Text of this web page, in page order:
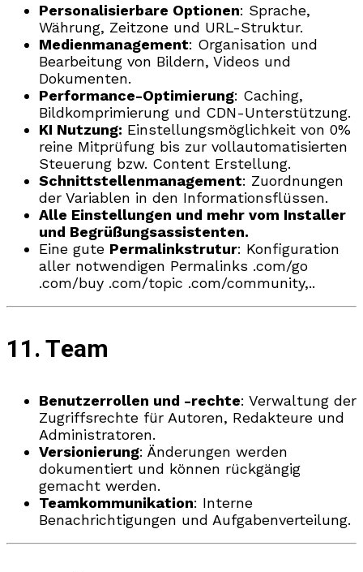
Personalisierbare Optionen: Sprache,
Währung, Zeitzone und URL-Struktur.
Medienmanagement: Organisation und
Bearbeitung von Bildern, Videos und
Dokumenten.
Performance-Optimierung: Caching,
Bildkomprimierung und CDN-Unterstützung.
KI Nutzung: Einstellungsmöglichkeit von 0%
reine Mitprüfung bis zur vollautomatisierten
Steuerung bzw. Content Erstellung.
Schnittstellenmanagement: Zuordnungen
der Variablen in den Informationsflüssen.
Alle Einstellungen und mehr vom Installer
und Begrüßungsassistenten.
Eine gute Permalinkstrutur: Konfiguration
aller notwendigen Permalinks .com/go
.com/buy .com/topic .com/community,..
11. Team
Benutzerrollen und -rechte: Verwaltung der
Zugriffsrechte für Autoren, Redakteure und
Administratoren.
Versionierung: Änderungen werden
dokumentiert und können rückgängig
gemacht werden.
Teamkommunikation: Interne
Benachrichtigungen und Aufgabenverteilung.